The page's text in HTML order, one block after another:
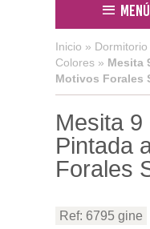
Menú
Inicio » Dormitorio
Colores » Mesita
Motivos Forales
Mesita 9
Pintada
Forales
Ref: 6795 gine